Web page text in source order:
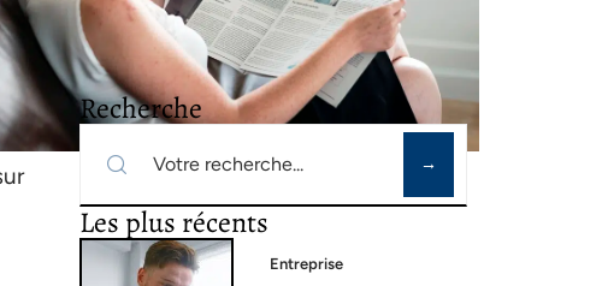
Recherche
Les plus récents
Entreprise